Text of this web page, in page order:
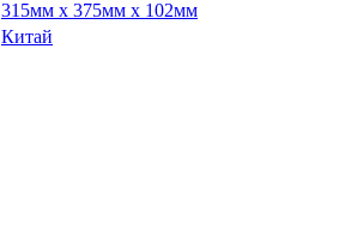
315мм x 375мм x 102мм
Китай